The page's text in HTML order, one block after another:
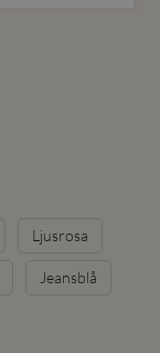
Ljusrosa
Jeansblå